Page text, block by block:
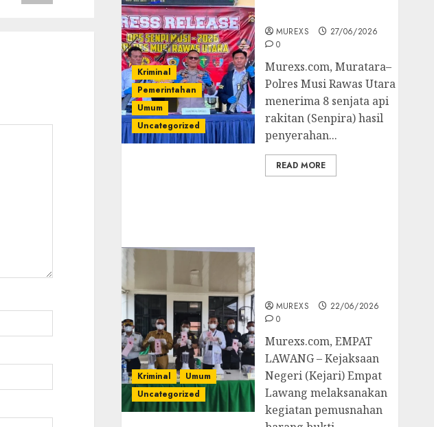
Kriminal
Pemerintahan
Umum
Uncategorized
MUREXS
27/06/2026
0
Murexs.com, Muratara–
Polres Musi Rawas Utara
menerima 8 senjata api
rakitan (Senpira) hasil
penyerahan...
READ MORE
Kriminal
Umum
Uncategorized
MUREXS
22/06/2026
0
‎Murexs.com, EMPAT
LAWANG – Kejaksaan
Negeri (Kejari) Empat
Lawang melaksanakan
kegiatan pemusnahan